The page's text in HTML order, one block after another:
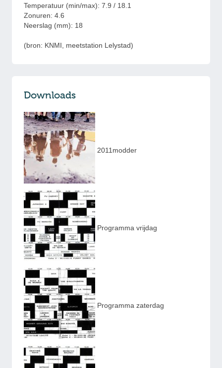
Temperatuur (min/max): 7.9 / 18.1
Zonuren: 4.6
Neerslag (mm): 18
(bron: KNMI, meetstation Lelystad)
Downloads
2011modder
Programma vrijdag
Programma zaterdag